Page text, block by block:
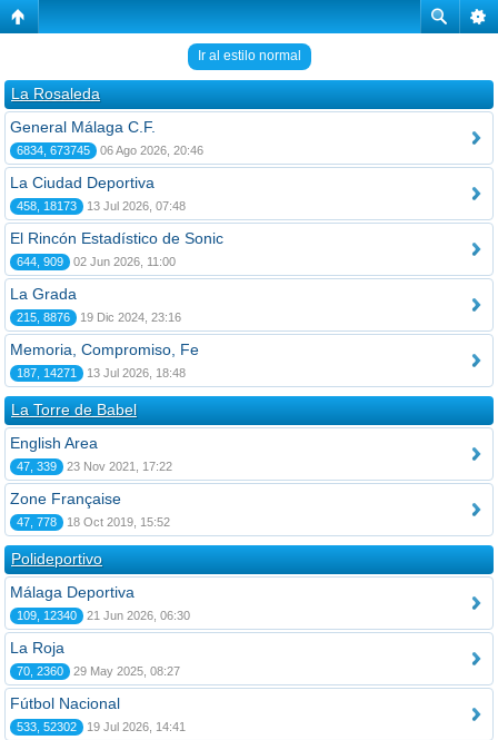
Ir al estilo normal
La Rosaleda
General Málaga C.F.
6834, 673745 06 Ago 2026, 20:46
La Ciudad Deportiva
458, 18173 13 Jul 2026, 07:48
El Rincón Estadístico de Sonic
644, 909 02 Jun 2026, 11:00
La Grada
215, 8876 19 Dic 2024, 23:16
Memoria, Compromiso, Fe
187, 14271 13 Jul 2026, 18:48
La Torre de Babel
English Area
47, 339 23 Nov 2021, 17:22
Zone Française
47, 778 18 Oct 2019, 15:52
Polideportivo
Málaga Deportiva
109, 12340 21 Jun 2026, 06:30
La Roja
70, 2360 29 May 2025, 08:27
Fútbol Nacional
533, 52302 19 Jul 2026, 14:41